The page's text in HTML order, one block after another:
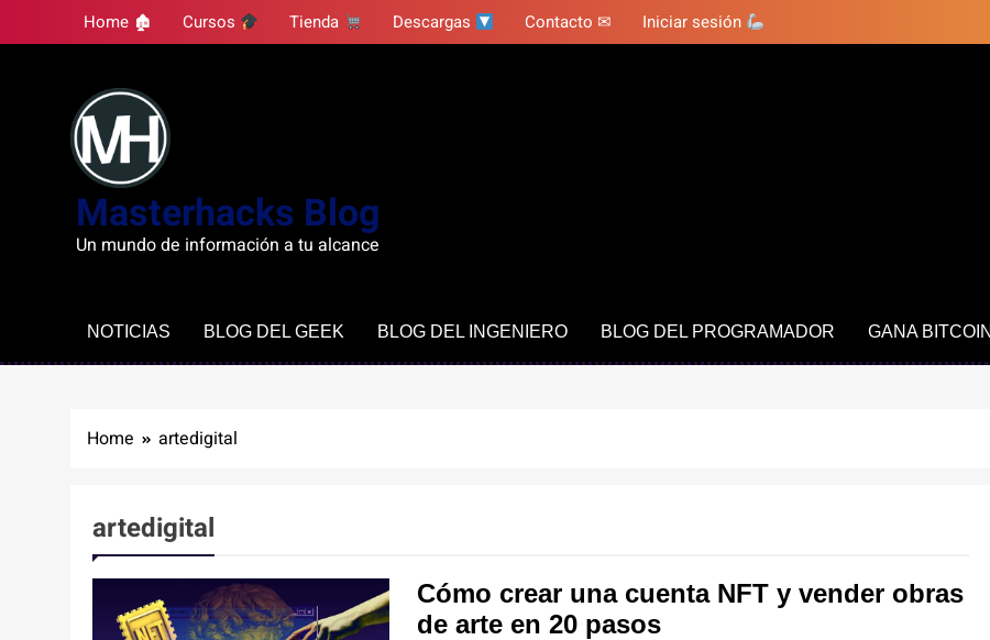
to
Home 🏚 Cursos Tienda Descargas Contacto ✉ Iniciar sesión
Masterhacks Blog
Un mundo de información a tu alcance
NOTICIAS BLOG DEL GEEK BLOG DEL INGENIERO BLOG DEL PROGRAMADOR GANA
Home artedigital
artedigital
Cómo crear una cuenta NFT y vender obras
de arte en 20 pasos